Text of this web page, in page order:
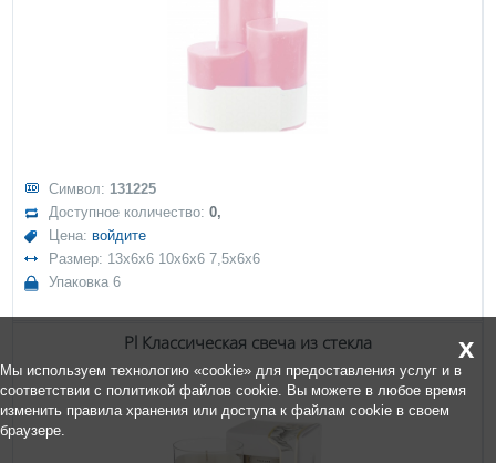
Символ: 131225
Доступное количество:0,
Цена: войдите
Размер: 13x6x6 10x6x6 7,5x6x6
Упаковка 6
Pl Классическая свеча из стекла x
Мы используем технологию «cookie» для предоставления услуг и в
соответствии с политикой файлов cookie. Вы можете в любое время
изменить правила хранения или доступа к файлам cookie в своем
браузере.